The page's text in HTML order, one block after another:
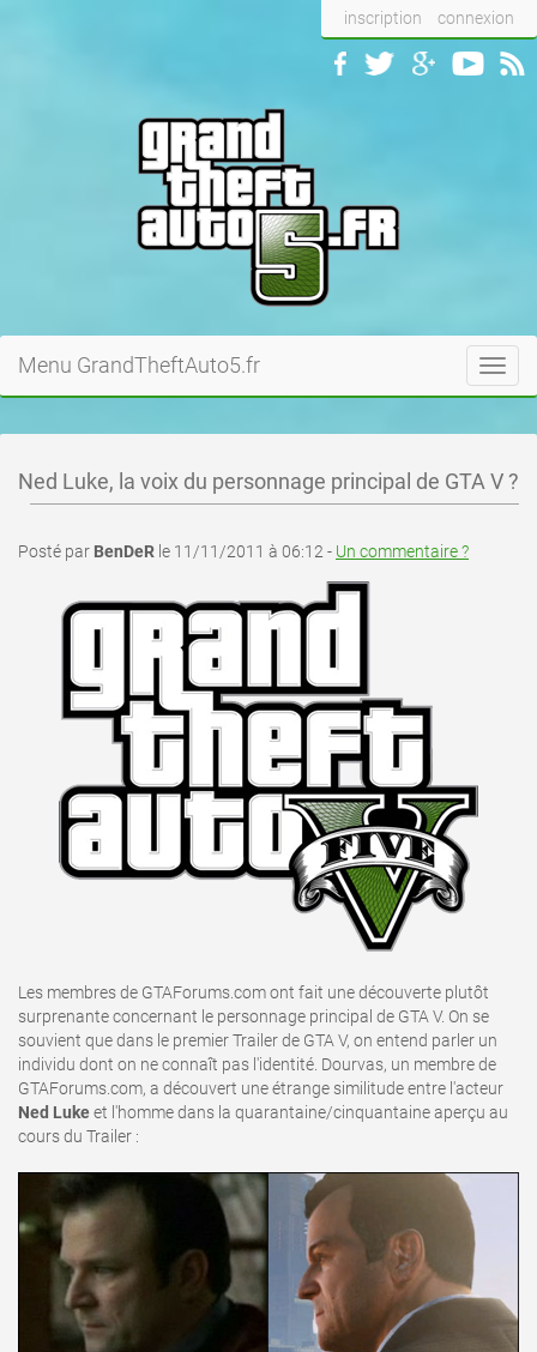
inscription connexion
Menu GrandTheftAuto5.fr
Ned Luke, la voix du personnage principal de GTA V ?
Posté par BenDeR le 11/11/2011 à 06:12 - Un commentaire ?
Les membres de GTAForums.com ont fait une découverte plutôt
surprenante concernant le personnage principal de GTA V. On se
souvient que dans le premier Trailer de GTA V, on entend parler un
individu dont on ne connaît pas l'identité. Dourvas, un membre de
GTAForums.com, a découvert une étrange similitude entre l'acteur
Ned Lukeet l'homme dans la quarantaine/cinquantaine aperçu au
cours du Trailer :